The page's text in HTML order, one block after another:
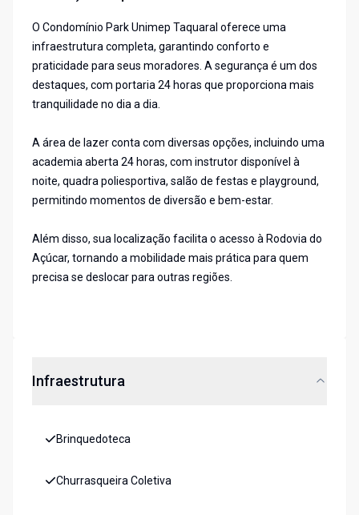
O Condomínio Park Unimep Taquaral oferece uma
infraestrutura completa, garantindo conforto e
praticidade para seus moradores. A segurança é um dos
destaques, com portaria 24 horas que proporciona mais
tranquilidade no dia a dia.
A área de lazer conta com diversas opções, incluindo uma
academia aberta 24 horas, com instrutor disponível à
noite, quadra poliesportiva, salão de festas e playground,
permitindo momentos de diversão e bem-estar.
Além disso, sua localização facilita o acesso à Rodovia do
Açúcar, tornando a mobilidade mais prática para quem
precisa se deslocar para outras regiões.
Infraestrutura
Brinquedoteca
Churrasqueira Coletiva